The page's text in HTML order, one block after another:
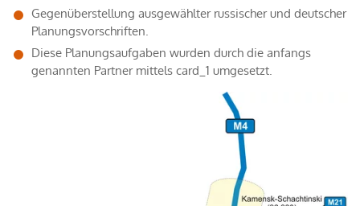
Gegenüberstellung ausgewählter russischer und deutscher
Planungsvorschriften.
Diese Planungsaufgaben wurden durch die anfangs
genannten Partner mittels card_1 umgesetzt.